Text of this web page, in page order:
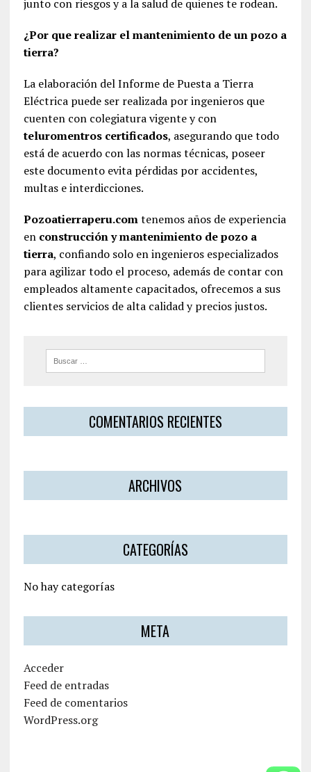
junto con riesgos y a la salud de quienes te rodean.
¿Por que realizar el mantenimiento de un pozo a
tierra?
La elaboración del Informe de Puesta a Tierra
Eléctrica puede ser realizada por ingenieros que
cuenten con colegiatura vigente y con
teluromentros certificados, asegurando que todo
está de acuerdo con las normas técnicas, poseer
este documento evita pérdidas por accidentes,
multas e interdicciones.
Pozoatierraperu.comtenemos años de experiencia
en construcción y mantenimiento de pozo a
tierra, confiando solo en ingenieros especializados
para agilizar todo el proceso, además de contar con
empleados altamente capacitados, ofrecemos a sus
clientes servicios de alta calidad y precios justos.
COMENTARIOS RECIENTES
ARCHIVOS
CATEGORÍAS
No hay categorías
META
Acceder
Feed de entradas
Feed de comentarios
WordPress.org